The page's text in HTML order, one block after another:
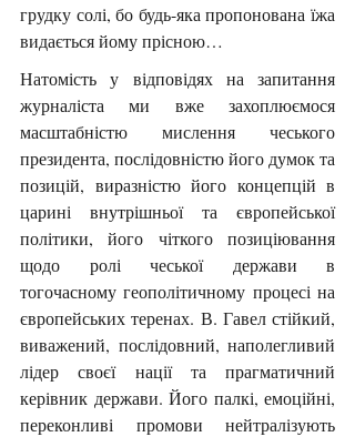
грудку солі, бо будь-яка пропонована їжа
видається йому прісною…
Натомість у відповідях на запитання
журналіста ми вже захоплюємося
масштабністю мислення чеського
президента, послідовністю його думок та
позицій, виразністю його концепцій в
царині внутрішньої та європейської
політики, його чіткого позиціювання
щодо ролі чеської держави в
тогочасному геополітичному процесі на
європейських теренах. В. Гавел стійкий,
виважений, послідовний, наполегливий
лідер своєї нації та прагматичний
керівник держави. Його палкі, емоційні,
переконливі промови нейтралізують